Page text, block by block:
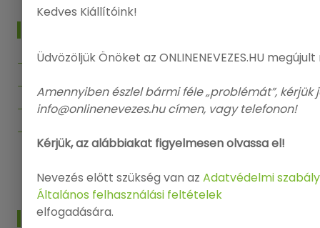
Főoldal
Kiállítások
Segítség
INFO
Kedves Kiállítóink!
Üdvözöljük Önöket az ONLINENEVEZES.HU
Amennyiben észlel bármi féle „problémát”, kérjük
info@onlinenevezes.hu címen, vagy telefonon!
Kérjük, az alábbiakat figyelmesen olvassa el!
Nevezés előtt szükség van azAdatvédelmi
Általános felhasználási feltételek
elfogadására.